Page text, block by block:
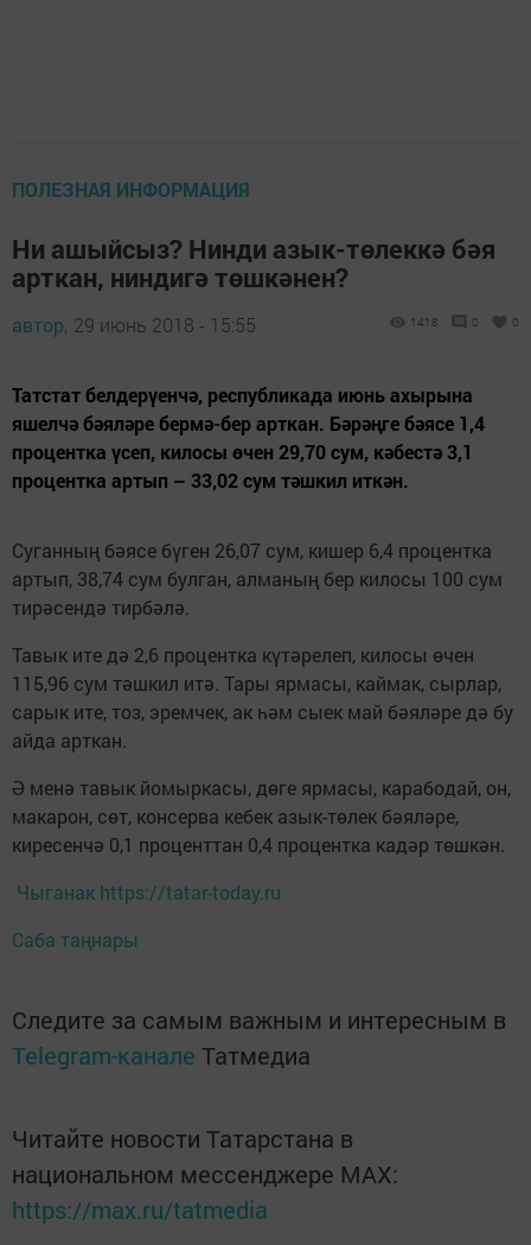
ПОЛЕЗНАЯ ИНФОРМАЦИЯ
Ни ашыйсыз? Нинди азык-төлеккә бәя
арткан, ниндигә төшкәнен?
автор, 29 июнь 2018 - 15:55 1418 0 0
Татстат белдерүенчә, республикада июнь ахырына
яшелчә бәяләре бермә-бер арткан. Бәрәңге бәясе 1,4
процентка үсеп, килосы өчен 29,70 сум, кәбестә 3,1
процентка артып – 33,02 сум тәшкил иткән.
Суганның бәясе бүген 26,07 сум, кишер 6,4 процентка
артып, 38,74 сум булган, алманың бер килосы 100 сум
тирәсендә тирбәлә.
Тавык ите дә 2,6 процентка күтәрелеп, килосы өчен
115,96 сум тәшкил итә. Тары ярмасы, каймак, сырлар,
сарык ите, тоз, эремчек, ак һәм сыек май бәяләре дә бу
айда арткан.
Ә менә тавык йомыркасы, дөге ярмасы, карабодай, он,
макарон, сөт, консерва кебек азык-төлек бәяләре,
киресенчә 0,1 проценттан 0,4 процентка кадәр төшкән.
Чыганак https://tatar-today.ru
Саба таңнары
Следите за самым важным и интересным в
Telegram-канале Татмедиа
Читайте новости Татарстана в
национальном мессенджере MАХ:
https://max.ru/tatmedia